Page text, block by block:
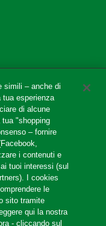
simili – anche di
tua esperienza
di alcune
"shopping
– fornire
i contenuti e
tuoi interessi (sul
I cookies
le
sito tramite
qui la nostra
- cliccando sul